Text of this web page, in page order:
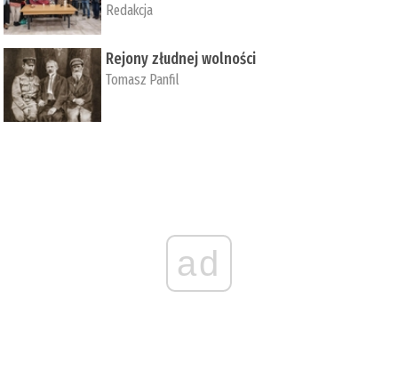
Redakcja
Rejony złudnej wolności
Tomasz Panfil
ad